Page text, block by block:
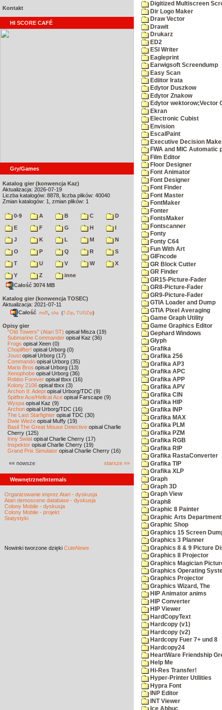
Kontakt
HI SCORE CAFÉ
Gry/Games
Katalog gier (konwencja Kaz)
Aktualizacja: 2026-07-19
Liczba katalogów: 8878, liczba plików: 40040
Zmian katalogów: 1, zmian plików: 1
0-9 A B C
D
E
F G H
I
J
K L M
N
O
P Q R
S
T
U V W
X
Y
Z
inne
Całość 3074 MB
Katalog gier (konwencja TOSEC)
Aktualizacja: 2021-07-11
Całość md5 sha (7-Zip TUGZip)
Opisy gier
"Old Towers" (Atari ST) opisał Misza (19)
Submarine Commander opisał Kaz (36)
Frogs opisał Xeen (0)
Choplifter! opisał Urborg (0)
Joust opisał Urborg (17)
Commando opisał Urborg (35)
Mario Bros opisał Urborg (13)
Xenophobe opisał Urborg (36)
Robbo Forever opisał tbxx (16)
Kolony 2106 opisał tbxx (3)
Archon II: Adept opisał Urborg/TDC (9)
Spitfire Ace/Hellcat Ace opisał Farscape (9)
Wyspa opisał Kaz (9)
Archon opisał Urborg/TDC (16)
The Last Starfighter opisał TDC (30)
Dwie Wieże opisał Muffy (19)
Basil The Great Mouse Detective opisał Charlie
Cherry (125)
Inny Świat opisał Charlie Cherry (17)
Inspektor opisał Charlie Cherry (19)
Grand Prix Simulator opisał Charlie Cherry (16)
«« nowsze starsze »»
Wewnętrzne/Internals
Organizowanie imprez Atari - dyskusja
Atari demoscene database - dyskusja
Colony Mobile - dyskusja
Colony Mobile - projekt
Statystyki
Nowinki tworzone dzięki CuteNews
Digitized Multiscreen
Dir Logo Maker
Draw Vector
Drawit
Drukarz
ED2
ESI Writer
Eagleprint
Earwigsoft Screendump
Easy Scan
Ediitor Irata
Edytor Duszkow
Edytor Znakow
Edytor wektorow;Vector
Ekran
Electronic Cubist
Envision
EscalPaint
Executive Decision
FWA and MIC
Film Editor
Floor Designer
Font Animator
Font Designer
Font Finder
Font Master
FontMaker
Fonter
FontsMaker
Fontscanner
Fonty
Fonty C64
Fun With Art
GIFncode
GR Block Cutter
GR Finder
GR15-Picture-Fader
GR8-Picture-Fader
GR9-Picture-Fader
GTIA Loader and Dump
GTIA Pixel Averaging
Game Graph Utility
Game Graphics Editor
Gephard Windows
Glyph
Grafika
Grafika 256
Grafika AP3
Grafika APC
Grafika APP
Grafika APV
Grafika CIN
Grafika HIP
Grafika INP
Grafika MAX
Grafika PLM
Grafika PZM
Grafika RGB
Grafika RIP
Grafika RastaConverter
Grafika TIP
Grafika XLP
Graph
Graph 3D
Graph View
Graph8
Graphic 8 Painter
Graphic Arts Department
Graphic Shop
Graphics 15 Screen
Graphics 3 Planner
Graphics 8 & 9 Picture
Graphics 8 Projector
Graphics Magician
Graphics Operating
Graphics Projector
Graphics Wizard, The
HIP Animator anims
HIP Converter
HIP Viewer
HardCopyText
Hardcopy (v1)
Hardcopy (v2)
Hardcopy Fuer 7+ und 8
Hardcopy24
HeartWare Friendship
Help Me
Hi-Res Transfer!
Hyper-Printer Utilities
Hypra Font
INP Editor
INT Viewer
Ice Abbuc